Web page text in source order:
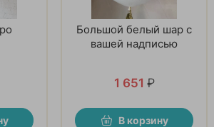
Большой белый шар с
вашей надписью
1 651 ₽
В корзину